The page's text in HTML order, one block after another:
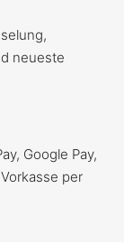
neueste
Google Pay,
per